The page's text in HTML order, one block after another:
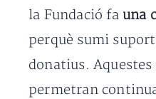
la Fundació fa una
perquè sumi
donatius.
permetran